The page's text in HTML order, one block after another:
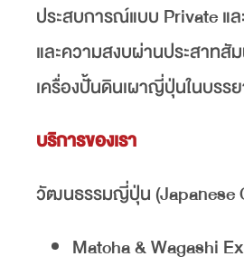
ประสบการณ์แบบ Private แ
และความสงบผ่านประสาท
เครื่องปั้นดินเผาญี่ปุ่นในบรร
บริการของเรา
วัฒนธรรมญี่ปุ่น (Japanese
Matcha & Wagashi